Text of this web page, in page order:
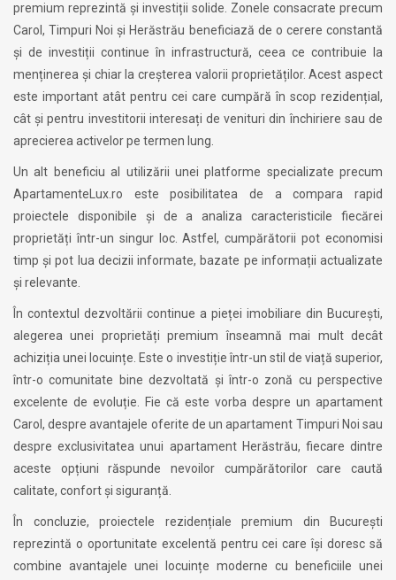
premium reprezintă și investiții solide. Zonele consacrate precum
Carol, Timpuri Noi și Herăstrău beneficiază de o cerere constantă
și de investiții continue în infrastructură, ceea ce contribuie la
menținerea și chiar la creșterea valorii proprietăților. Acest aspect
este important atât pentru cei care cumpără în scop rezidențial,
cât și pentru investitorii interesați de venituri din închiriere sau de
aprecierea activelor pe termen lung.
Un alt beneficiu al utilizării unei platforme specializate precum
ApartamenteLux.ro este posibilitatea de a compara rapid
proiectele disponibile și de a analiza caracteristicile fiecărei
proprietăți într-un singur loc. Astfel, cumpărătorii pot economisi
timp și pot lua decizii informate, bazate pe informații actualizate
și relevante.
În contextul dezvoltării continue a pieței imobiliare din București,
alegerea unei proprietăți premium înseamnă mai mult decât
achiziția unei locuințe. Este o investiție într-un stil de viață superior,
într-o comunitate bine dezvoltată și într-o zonă cu perspective
excelente de evoluție. Fie că este vorba despre un apartament
Carol, despre avantajele oferite de un apartament Timpuri Noi sau
despre exclusivitatea unui apartament Herăstrău, fiecare dintre
aceste opțiuni răspunde nevoilor cumpărătorilor care caută
calitate, confort și siguranță.
În concluzie, proiectele rezidențiale premium din București
reprezintă o oportunitate excelentă pentru cei care își doresc să
combine avantajele unei locuințe moderne cu beneficiile unei